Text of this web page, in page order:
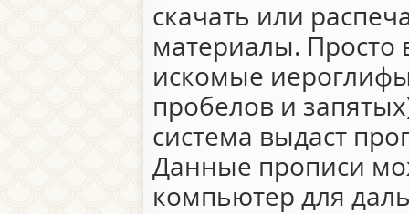
скачать или
материалы. Просто
искомые
пробелов и
система выдаст
Данные прописи
компьютер для